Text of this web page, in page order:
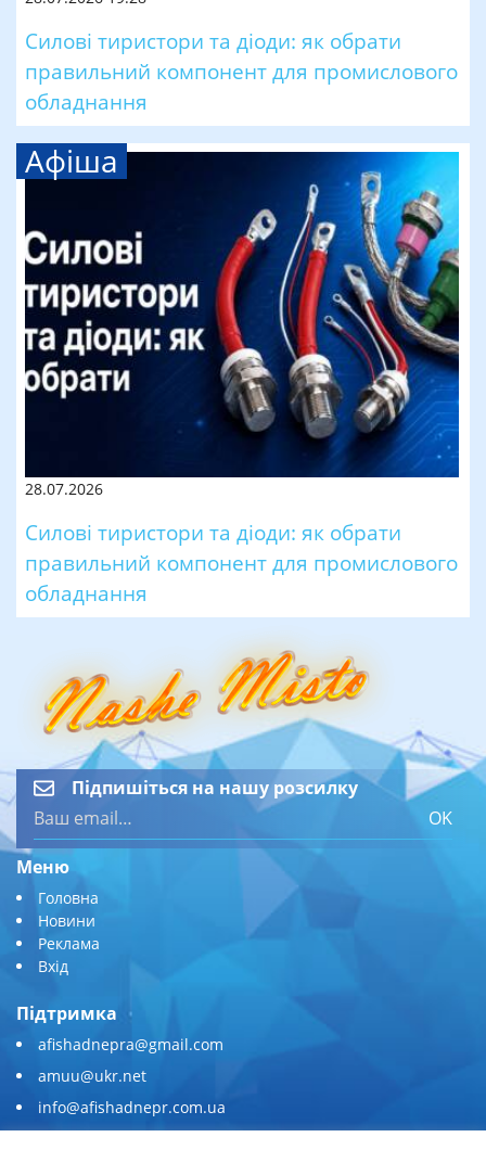
Силові тиристори та діоди: як обрати
правильний компонент для промислового
обладнання
Афіша
28.07.2026
Силові тиристори та діоди: як обрати
правильний компонент для промислового
обладнання
Підпишіться на нашу розсилку
OK
Меню
Головна
Новини
Реклама
Вхід
Підтримка
afishadnepra@gmail.com
amuu@ukr.net
info@afishadnepr.com.ua